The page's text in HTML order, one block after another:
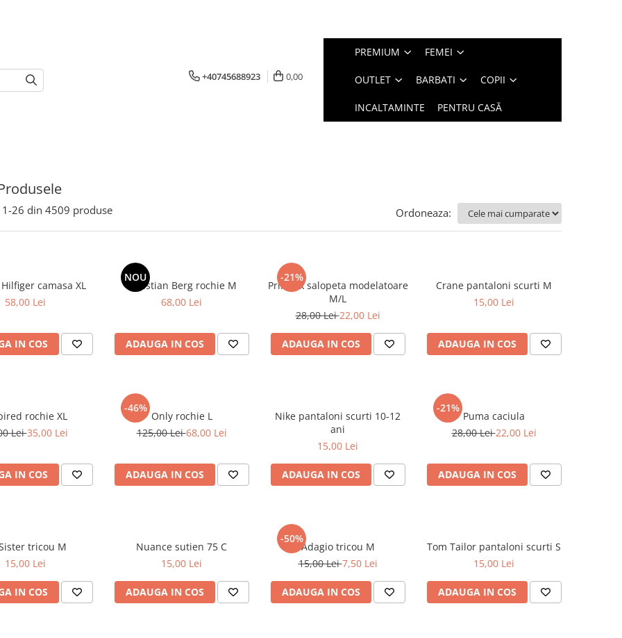
+40745688923 0,00
PREMIUM FEMEI
OUTLET BARBATI COPII
INCALTAMINTE PENTRU CASĂ
1-26 din 4509 produse Ordoneaza:
Tommy Hilfiger camasa XL
58,00 Lei
IN COS
NOU
Christian Berg rochie M
68,00 Lei
ADAUGA IN COS
-21%
Primark salopeta modelatoare
M/L
28,00 Lei22,00 Lei
ADAUGA IN COS
Crane pantaloni scurti M
15,00 Lei
ADAUGA IN COS
Inspired rochie XL
Lei35,00 Lei
IN COS
-46%
Only rochie L
125,00 Lei68,00 Lei
ADAUGA IN COS
Nike pantaloni scurti 10-12
ani
15,00 Lei
ADAUGA IN COS
-21%
Puma caciula
28,00 Lei22,00 Lei
ADAUGA IN COS
Fb Sister tricou M
15,00 Lei
IN COS
Nuance sutien 75 C
15,00 Lei
ADAUGA IN COS
-50%
Adagio tricou M
15,00 Lei7,50 Lei
ADAUGA IN COS
Tom Tailor pantaloni scurti S
15,00 Lei
ADAUGA IN COS